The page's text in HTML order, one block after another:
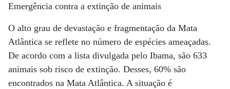
Emergência contra a extinção de animais
O alto grau de devastação e fragmentação da Mata
Atlântica se reflete no número de espécies ameaçadas.
De acordo com a lista divulgada pelo Ibama, são 633
animais sob risco de extinção. Desses, 60% são
encontrados na Mata Atlântica. A situação é